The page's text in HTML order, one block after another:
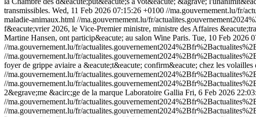
transmissibles. Wed, 11 Feb 2026 07:15:26 +0100 //ma.gouvernement.lu/fr/
maladie-animaux.html //ma.gouvernement.lu/fr/
f&eacute;vrier 2026, le Vice-Premier ministre, ministre des Affaires
Martine Hansen, ont particip&eacute; au salon Wine Paris. Tue, 10 Feb 2026
//ma.gouvernement.lu/fr/
//ma.gouvernement.lu/fr/
foyer de grippe aviaire a &eacute;t&eacute; confirm&eacute; chez les
//ma.gouvernement.lu/fr/
//ma.gouvernement.lu/fr/
2&egrave;me &acirc;ge de la marque Laboratoire Gallia Fri, 6 Feb 2026
//ma.gouvernement.lu/fr/
//ma.gouvernement.lu/fr/